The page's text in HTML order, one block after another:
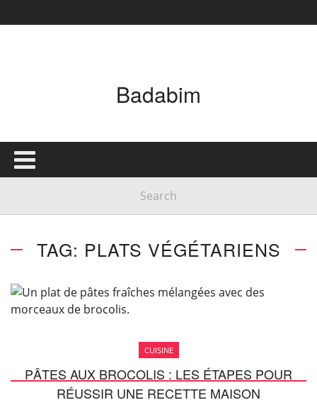
Badabim
TAG: PLATS VÉGÉTARIENS
CUISINE
PÂTES AUX BROCOLIS : LES ÉTAPES POUR
RÉUSSIR UNE RECETTE MAISON